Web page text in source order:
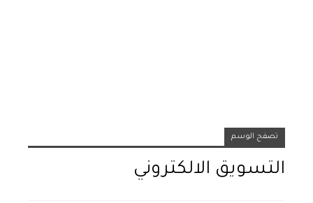
تصفح الوسم
التسويق الالكتروني